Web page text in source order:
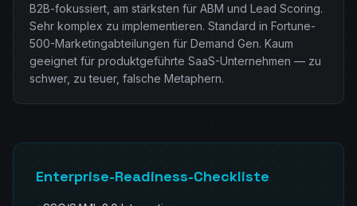
B2B-fokussiert, am stärksten für ABM und Lead Scoring.
Sehr komplex zu implementieren. Standard in Fortune-
500-Marketingabteilungen für Demand Gen. Kaum
geeignet für produktgeführte SaaS-Unternehmen — zu
schwer, zu teuer, falsche Metaphern.
Enterprise-Readiness-Checkliste